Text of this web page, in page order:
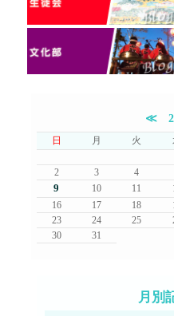
≪
日 月 火
2
3 4
9 10 11
16
17 18
23
24 25
30
31
月別